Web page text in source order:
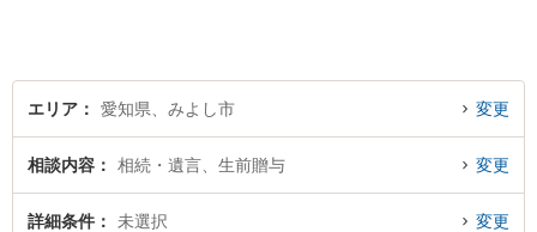
エリア 愛知県、みよし市 変更
相談内容 相続・遺言、生前贈与 変更
詳細条件 未選択 変更